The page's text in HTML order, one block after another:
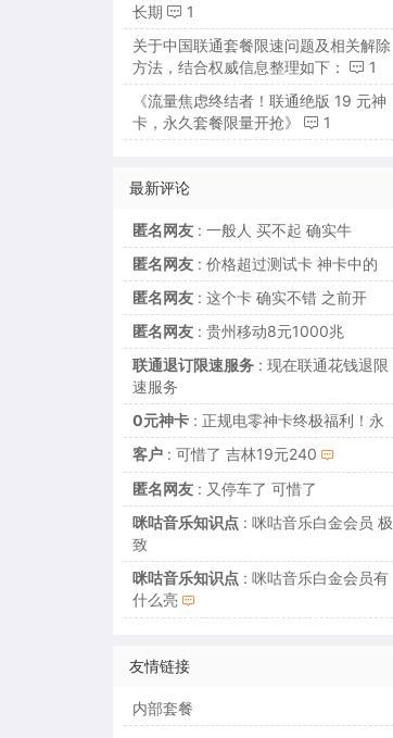
长期
1
关于中国联通套餐限速问题及相关解除
方法，结合权威信息整理如下：
1
《流量焦虑终结者！联通绝版 19 元神
卡，永久套餐限量开抢》
1
最新评论
匿名网友: 一般人 买不起 确实牛
匿名网友: 价格超过测试卡 神卡中的
匿名网友: 这个卡 确实不错 之前开
匿名网友: 贵州移动8元1000兆
联通退订限速服务: 现在联通花钱退限
速服务
0元神卡: 正规电零神卡终极福利！永
客户: 可惜了 吉林19元240
匿名网友: 又停车了 可惜了
咪咕音乐知识点: 咪咕音乐白金会员 极
致
咪咕音乐知识点: 咪咕音乐白金会员有
什么亮
友情链接
内部套餐